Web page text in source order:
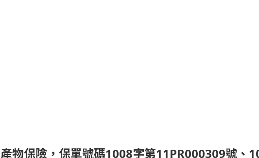
物保險，保單號碼1008字第11PR000309號、